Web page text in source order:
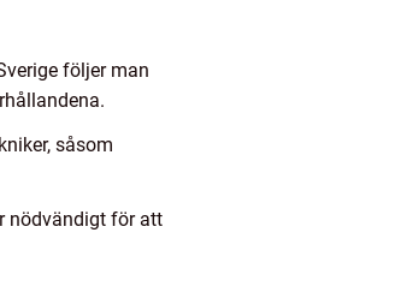
följer man
såsom
nödvändigt för att